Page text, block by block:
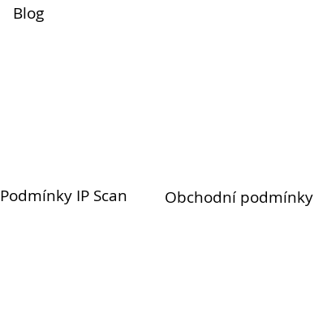
Blog
Podmínky IP Scan Obchodní podmínky